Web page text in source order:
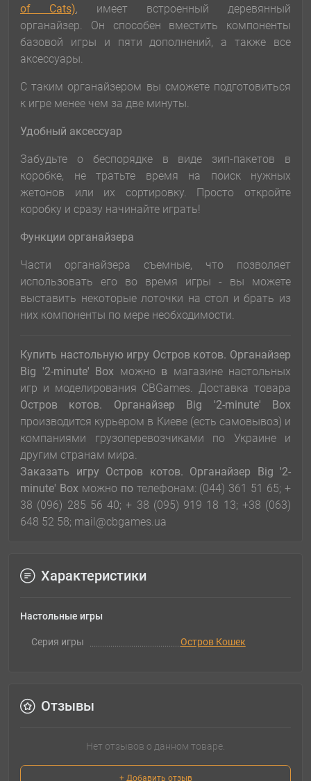
of Cats), имеет встроенный деревянный
органайзер. Он способен вместить компоненты
базовой игры и пяти дополнений, а также все
аксессуары.
С таким органайзером вы сможете подготовиться
к игре менее чем за две минуты.
Удобный аксессуар
Забудьте о беспорядке в виде зип-пакетов в
коробке, не тратьте время на поиск нужных
жетонов или их сортировку. Просто откройте
коробку и сразу начинайте играть!
Функции органайзера
Части органайзера съемные, что позволяет
использовать его во время игры - вы можете
выставить некоторые лоточки на стол и брать из
них компоненты по мере необходимости.
Купить настольную игру Остров котов. Органайзер
Big '2-minute' Box можно в магазине настольных
игр и моделирования CBGames. Доставка товара
Остров котов. Органайзер Big '2-minute' Box
производится курьером в Киеве (есть самовывоз) и
компаниями грузоперевозчиками по Украине и
другим странам мира.
Заказать игру Остров котов. Органайзер Big '2-
minute' Box можно потелефонам: (044) 361 51 65; +
38 (096) 285 56 40; + 38 (095) 919 18 13; +38 (063)
648 52 58; mail@cbgames.ua
Характеристики
Настольные игры
Серия игры Остров Кошек
Отзывы
Нет отзывов о данном товаре.
+ Добавить отзыв